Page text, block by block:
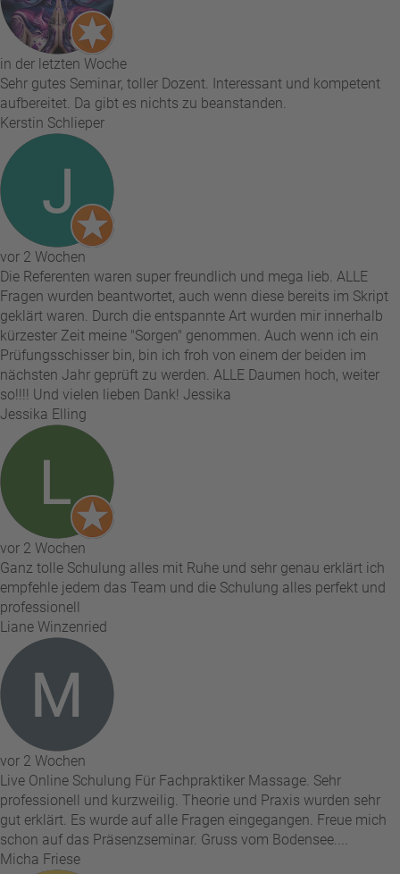
in der letzten Woche
Sehr gutes Seminar, toller Dozent. Interessant und kompetent
aufbereitet. Da gibt es nichts zu beanstanden.
Kerstin Schlieper
vor 2 Wochen
Die Referenten waren super freundlich und mega lieb. ALLE
Fragen wurden beantwortet, auch wenn diese bereits im Skript
geklärt waren. Durch die entspannte Art wurden mir innerhalb
kürzester Zeit meine "Sorgen" genommen. Auch wenn ich ein
Prüfungsschisser bin, bin ich froh von einem der beiden im
nächsten Jahr geprüft zu werden. ALLE Daumen hoch, weiter
so!!!! Und vielen lieben Dank! Jessika
Jessika Elling
vor 2 Wochen
Ganz tolle Schulung alles mit Ruhe und sehr genau erklärt ich
empfehle jedem das Team und die Schulung alles perfekt und
professionell
Liane Winzenried
vor 2 Wochen
Live Online Schulung Für Fachpraktiker Massage. Sehr
professionell und kurzweilig. Theorie und Praxis wurden sehr
gut erklärt. Es wurde auf alle Fragen eingegangen. Freue mich
schon auf das Präsenzseminar. Gruss vom Bodensee....
Micha Friese